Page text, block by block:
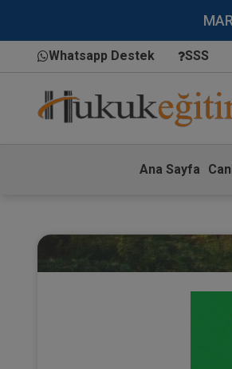
Whatsapp Destek SSS
Ana Sayfa